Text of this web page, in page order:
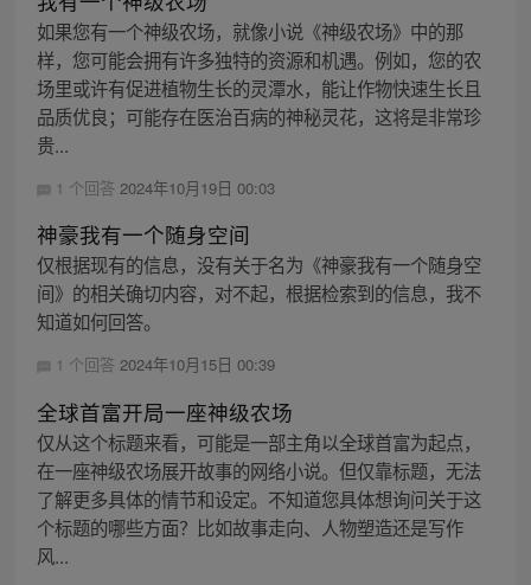
如果您有一个神级农场，就像小说《神级农场》中的那
样，您可能会拥有许多独特的资源和机遇。例如，您的农
场里或许有促进植物生长的灵潭水，能让作物快速生长且
品质优良；可能存在医治百病的神秘灵花，这将是非常珍
贵...
1 个回答 2024年10月19日 00:03
神豪我有一个随身空间
仅根据现有的信息，没有关于名为《神豪我有一个随身空
间》的相关确切内容，对不起，根据检索到的信息，我不
知道如何回答。
1 个回答 2024年10月15日 00:39
全球首富开局一座神级农场
仅从这个标题来看，可能是一部主角以全球首富为起点，
在一座神级农场展开故事的网络小说。但仅靠标题，无法
了解更多具体的情节和设定。不知道您具体想询问关于这
个标题的哪些方面？比如故事走向、人物塑造还是写作
风...